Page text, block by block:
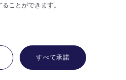
ことができます。
すべて承諾